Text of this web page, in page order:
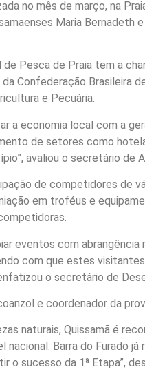
no mês de março, na
Maria Bernadeth
de Pesca de Praia tem a
da Confederação Brasileira
e Pecuária.
a economia local com a
de setores como
avaliou o secretário de
de competidores de
em troféus e
eventos com
com que estes
o secretário de
e coordenador da
naturais, Quissamã é
nacional. Barra do Furado
o sucesso da 1ª Etapa”,